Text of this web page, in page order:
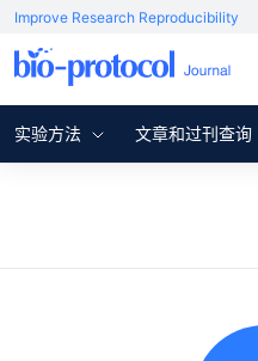
Improve Research Reproducibility
实验方法 文章和过刊查询